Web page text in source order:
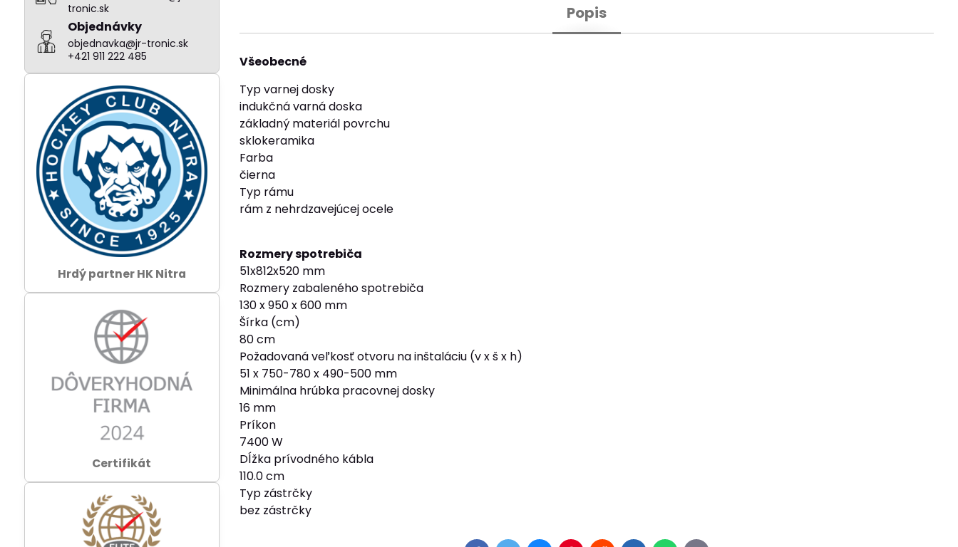
Popis
Všeobecné
Typ varnej dosky
indukčná varná doska
základný materiál povrchu
sklokeramika
Farba
čierna
Typ rámu
rám z nehrdzavejúcej ocele
Rozmery spotrebiča
51x812x520 mm
Rozmery zabaleného spotrebiča
130 x 950 x 600 mm
Šírka (cm)
80 cm
Požadovaná veľkosť otvoru na inštaláciu (v x š x h)
51 x 750-780 x 490-500 mm
Minimálna hrúbka pracovnej dosky
16 mm
Príkon
7400 W
Dĺžka prívodného kábla
110.0 cm
Typ zástrčky
bez zástrčky
tronic.sk
Objednávky
objednavka@jr-tronic.sk
+421 911 222 485
Hrdý partner HK Nitra
Certifikát